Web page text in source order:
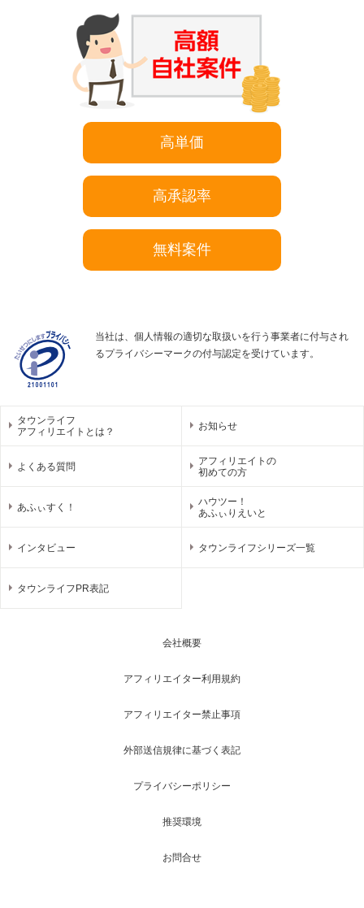
高単価
高承認率
無料案件
当社は、個人情報の適切な取扱いを行う事業者に付与され
るプライバシーマークの付与認定を受けています。
タウンライフ
アフィリエイトとは？
お知らせ
よくある質問
アフィリエイトの
初めての方
あふぃすく！
ハウツー！
あふぃりえいと
インタビュー タウンライフシリーズ一覧
タウンライフPR表記
会社概要
アフィリエイター利用規約
アフィリエイター禁止事項
外部送信規律に基づく表記
プライバシーポリシー
推奨環境
お問合せ